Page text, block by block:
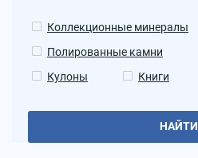
Коллекционные минералы
Полированные камни
Кулоны
Книги
НАЙТИ